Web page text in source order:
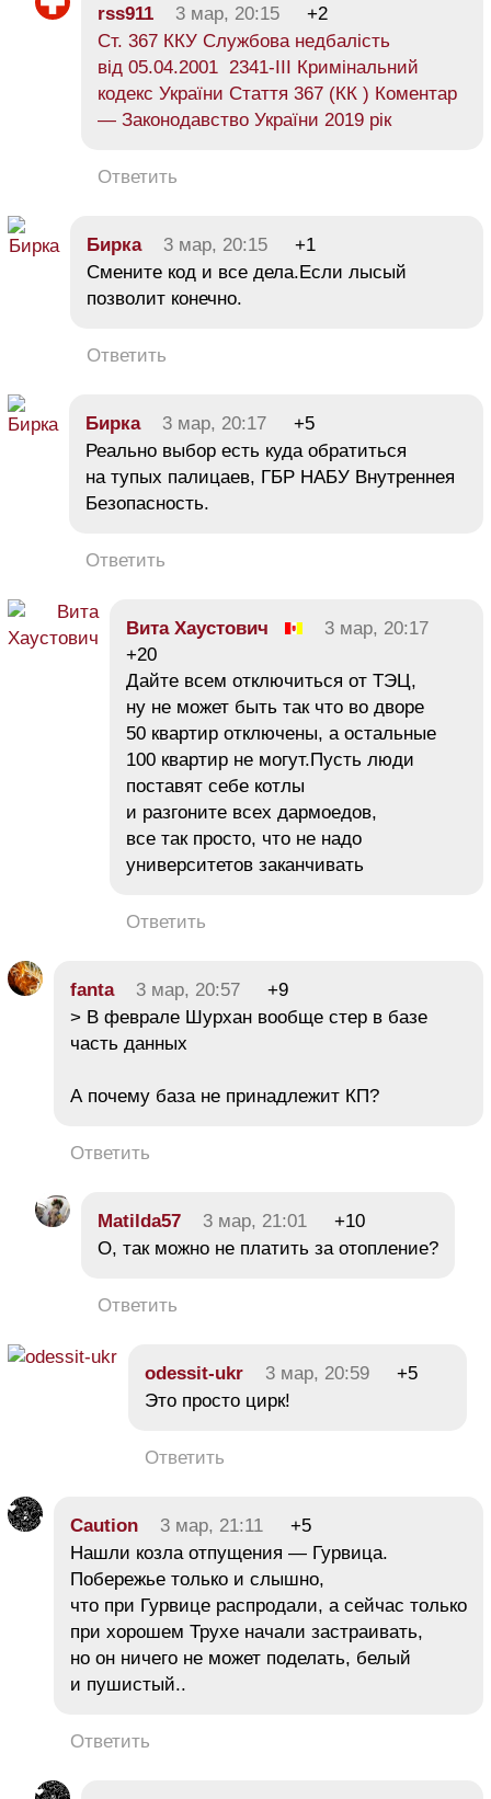
rss911 3 мар, 20:15
+2
Ст. 367 ККУ Службова недбалість
від 05.04.2001 2341-III Кримінальний
кодекс України Стаття 367 (КК ) Коментар
— Законодавство України 2019 рік
Ответить
Бирка 3 мар, 20:15
+1
Смените код и все дела.Если лысый
позволит конечно.
Ответить
Бирка 3 мар, 20:17
+5
Реально выбор есть куда обратиться
на тупых палицаев, ГБР НАБУ Внутреннея
Безопасность.
Ответить
Вита Хаустович
3 мар, 20:17
+20
Дайте всем отключиться от ТЭЦ,
ну не может быть так что во дворе
50 квартир отключены, а остальные
100 квартир не могут.Пусть люди
поставят себе котлы
и разгоните всех дармоедов,
все так просто, что не надо
университетов заканчивать
Ответить
fanta 3 мар, 20:57
+9
> В феврале Шурхан вообще стер в базе
часть данных
А почему база не принадлежит КП?
Ответить
Matilda57 3 мар, 21:01
+10
О, так можно не платить за отопление?
Ответить
odessit-ukr 3 мар, 20:59
+5
Это просто цирк!
Ответить
Caution 3 мар, 21:11
+5
Нашли козла отпущения — Гурвица.
Побережье только и слышно,
что при Гурвице распродали, а сейчас только
при хорошем Трухе начали застраивать,
но он ничего не может поделать, белый
и пушистый..
Ответить